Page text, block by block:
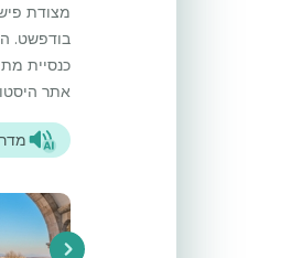
מצודת
בודפשט.
כנסיית
אתר